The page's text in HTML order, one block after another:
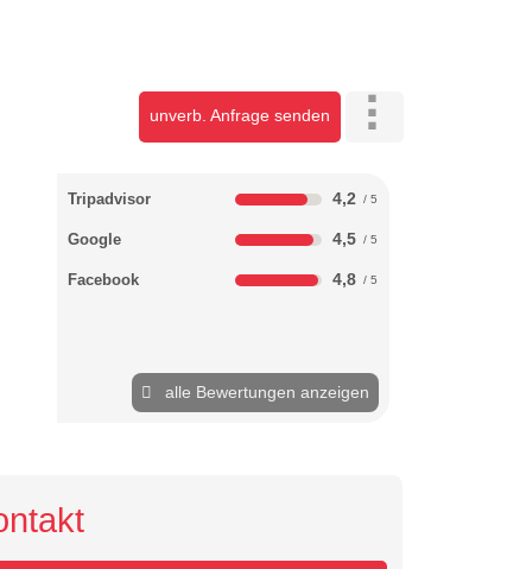
unverb. Anfrage senden
Tripadvisor 4,2
Google 4,5
Facebook 4,8
alle Bewertungen anzeigen